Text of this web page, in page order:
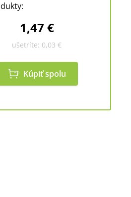
1,47 €
ušetríte: 0,03 €
Kúpiť spolu